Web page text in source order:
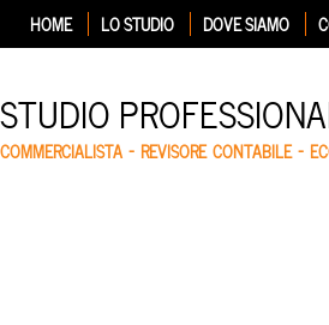
HOME LO STUDIO DOVE SIAMO
STUDIO
COMMERCIALISTA – REVISORE CONTABILE –